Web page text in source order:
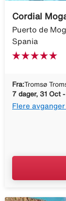
Cordial
Puerto de
Spania
Fra:Tromsø
7 dager, 31 Oct
Flere